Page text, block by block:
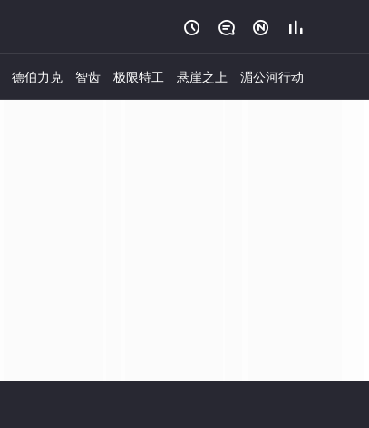
   
德伯力克 智齿 极限特工 悬崖之上 湄公河行动